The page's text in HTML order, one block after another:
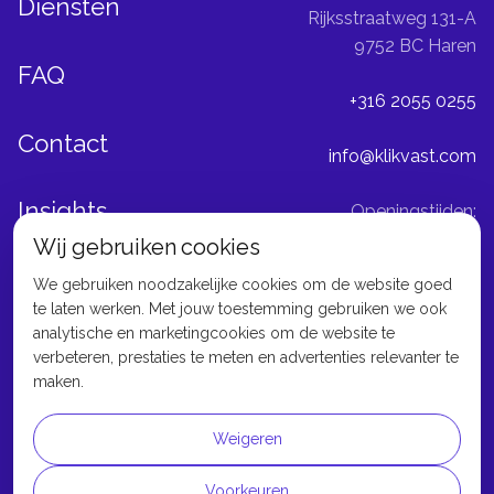
Diensten
FAQ
Contact
Insights
Rijksstraatweg 131-A
9752 BC Haren
+316 2055 0255
info@klikvast.com
Openingstijden:
KVK: 97086436
BTW: NL867905074B01
Geen getreuzel, gewoon
resultaten.
Wij gebruiken cookies
We gebruiken noodzakelijke cookies om de website goed
te laten werken. Met jouw toestemming gebruiken we ook
analytische en marketingcookies om de website te
verbeteren, prestaties te meten en advertenties relevanter te
maken.
Weigeren